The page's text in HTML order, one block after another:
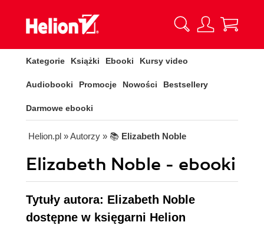
Kategorie Książki Ebooki Kursy video
Audiobooki Promocje Nowości Bestsellery
Darmowe ebooki
Helion.pl » Autorzy » 📚 Elizabeth Noble
Elizabeth Noble - ebooki
Tytuły autora: Elizabeth Noble
dostępne w księgarni Helion